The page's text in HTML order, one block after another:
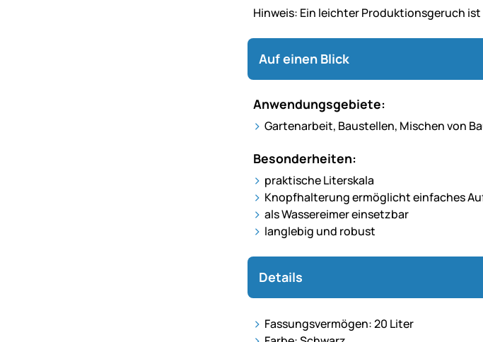
Hinweis: Ein leichter Produktionsgeruch
Auf einen Blick
Anwendungsgebiete:
Gartenarbeit, Baustellen, Mischen von
Besonderheiten:
praktische Literskala
Knopfhalterung ermöglicht einfaches
als Wassereimer einsetzbar
langlebig und robust
Details
Fassungsvermögen: 20 Liter